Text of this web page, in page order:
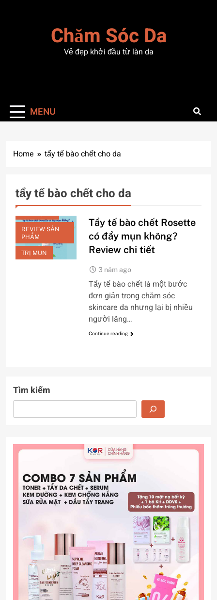
Chăm Sóc Da
Vẻ đẹp khởi đầu từ làn da
MENU
Home tẩy tế bào chết cho da
tẩy tế bào chết cho da
CHĂM SÓC DA
MẶT
REVIEW SẢN
PHẨM
TRỊ MỤN
Tẩy tế bào chết Rosette
có đẩy mụn không?
Review chi tiết
3 năm ago
Tẩy tế bào chết là một bước
đơn giản trong chăm sóc
skincare da nhưng lại bị nhiều
người lãng…
Continue reading
Tìm kiếm